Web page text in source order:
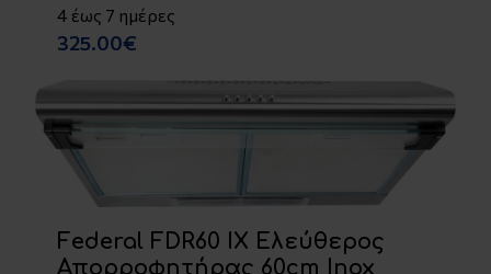
4 έως 7 ημέρες
325.00€
Federal FDR60 IX Ελεύθερος
Απορροφητήρας 60cm Inox